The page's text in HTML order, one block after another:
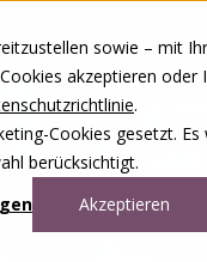
sowie – mit
akzeptieren oder
.
Cookies gesetzt. Es
berücksichtigt.
Akzeptieren